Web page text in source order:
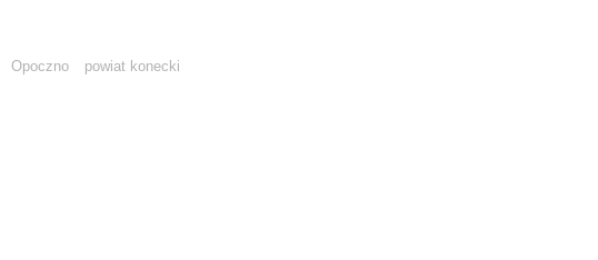
Opoczno
powiat konecki